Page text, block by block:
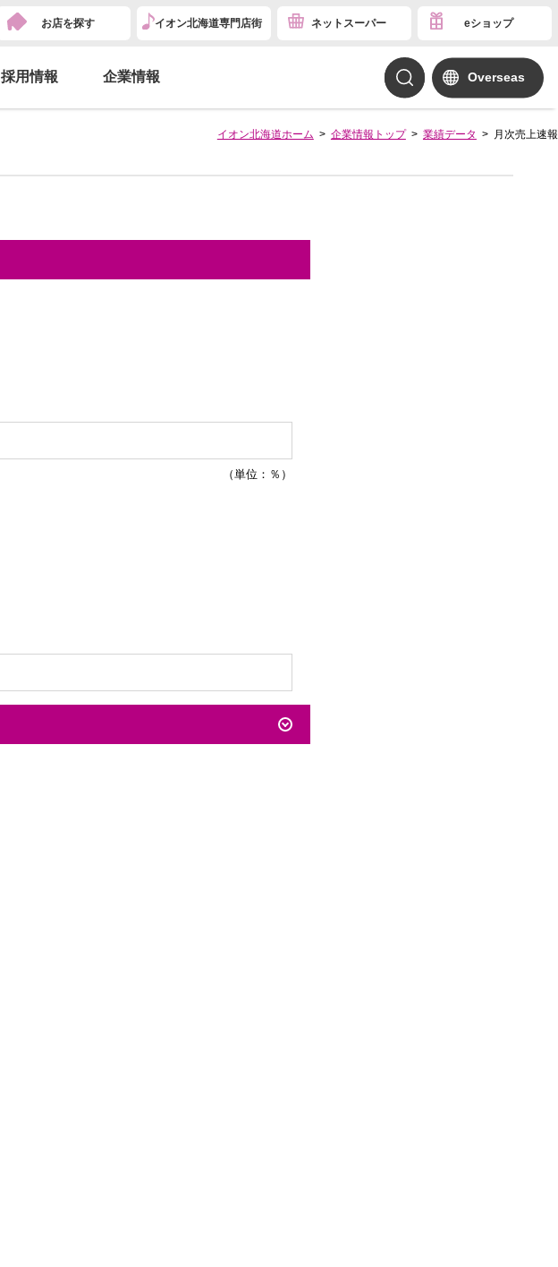
お店を探す イオン北海道専門店街 ネットスーパー eショップ
採用情報 企業情報 Overseas
イオン北海道ホーム 企業情報トップ 業績データ 月次売上速報
（単位：％）